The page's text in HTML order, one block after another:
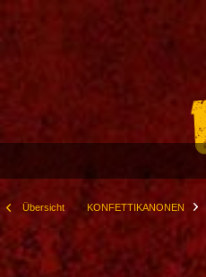
Übersicht KONFETTIKANONEN